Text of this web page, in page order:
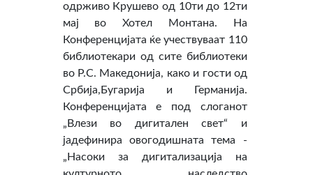
одрживо Крушево од 10ти до 12ти
мај во Хотел Монтана. На
Конференцијата ќе учествуваат 110
библиотекари од сите библиотеки
во Р.С. Македонија, како и гости од
Србија,Бугарија и Германија.
Конференцијата е под слоганот
„Влези во дигитален свет“ и
јадефинира овогодишната тема -
„Насоки за дигитализација на